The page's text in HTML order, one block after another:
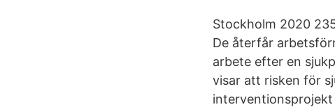
Stockholm 2020
De återfår
arbete efter en
visar att risken för